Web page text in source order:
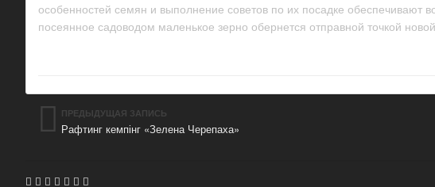
особенностей семян и выполнение советов по их посадке обеспечивают
посеянное садоводом маленькое зерно обернется отправной точкой
ПРЕДЫДУЩАЯ ЗАПИСЬ
Рафтинг кемпінг «Зелена Черепаха»